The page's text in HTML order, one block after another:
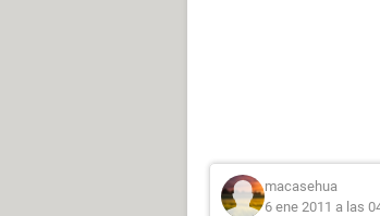
macasehua
6 ene 2011 a las